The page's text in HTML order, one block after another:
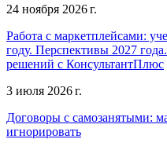
24 ноября 2026 г.
Работа с маркетплейсами:
году. Перспективы 2027
решений с КонсультантПлюс
3 июля 2026 г.
Договоры с самозанятыми:
игнорировать